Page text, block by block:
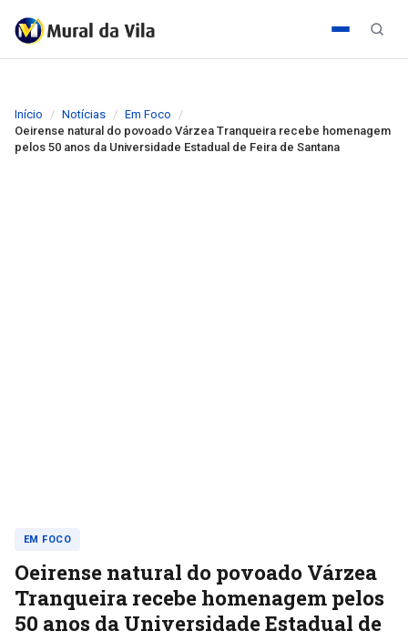
Início Notícias
Em Foco
Oeirense natural do povoado Várzea Tranqueira recebe homenagem
pelos 50 anos da Universidade Estadual de Feira de Santana
EM FOCO
Oeirense natural do povoado Várzea
Tranqueira recebe homenagem pelos
50 anos da Universidade Estadual de